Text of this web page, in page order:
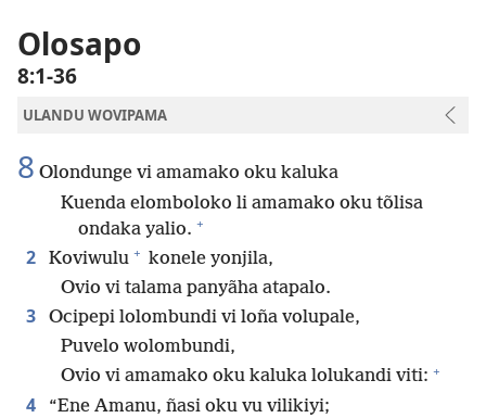
Olosapo
8:1-36
ULANDU WOVIPAMA
8 Olondunge vi amamako oku kaluka
Kuenda elomboloko li amamako oku tõlisa
ondaka yalio. +
2 Koviwulu + konele yonjila,
Ovio vi talama panyãha atapalo.
3
Ocipepi lolombundi vi loña volupale,
Puvelo wolombundi,
Ovio vi amamako oku kaluka lolukandi viti: +
4
“Ene Amanu, ñasi oku vu vilikiyi;